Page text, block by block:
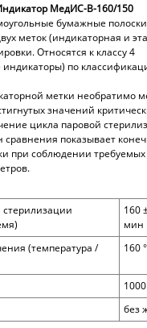
МедИС-В-160/150
бумажные
меток (индикаторная и
Относятся к классу 4
по
метки необратимо
значений
цикла паровой
сравнения показывает
при соблюдении
160
мин
(температура /
160
без